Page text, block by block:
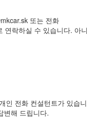
또는 전화
연락하실 수 있습니다. 아
인 전화 컨설턴트가 있습
변해 드립니다.